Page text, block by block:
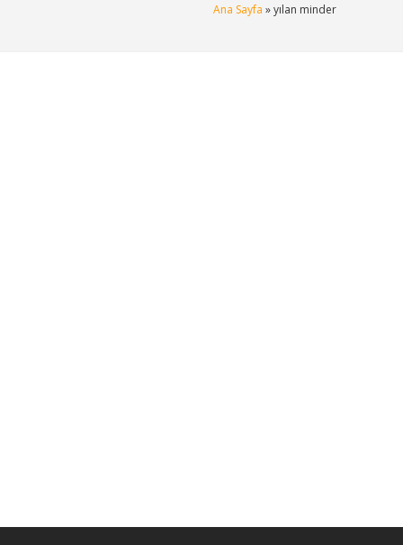
Ana Sayfa » yılan minder